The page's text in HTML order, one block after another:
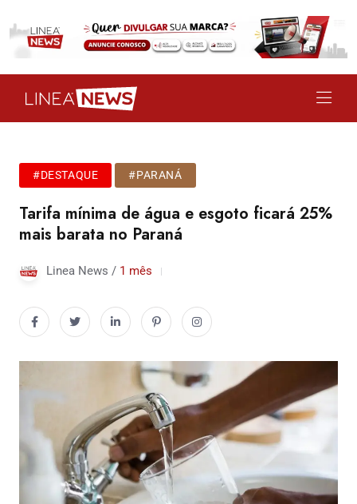
#DESTAQUE #PARANÁ
Tarifa mínima de água e esgoto ficará 25%
mais barata no Paraná
Linea News / 1 mês